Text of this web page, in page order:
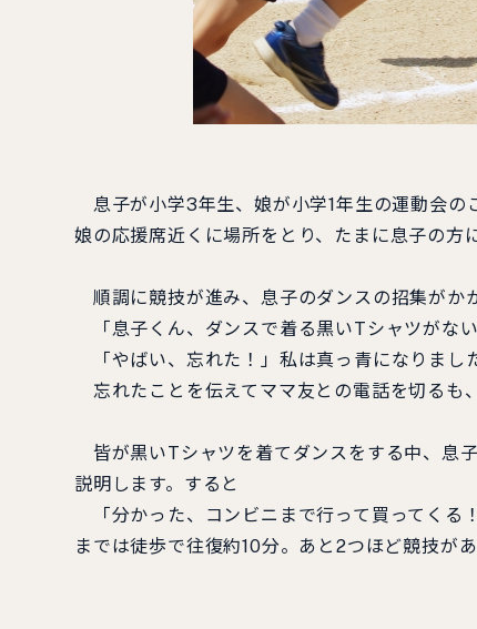
息子が小学3年生、娘が小学1年生の運動会の
娘の応援席近くに場所をとり、たまに息子の方
順調に競技が進み、息子のダンスの招集がか
「息子くん、ダンスで着る黒いTシャツがな
「やばい、忘れた！」私は真っ青になりまし
忘れたことを伝えてママ友との電話を切るも
皆が黒いTシャツを着てダンスをする中、息
説明します。すると
「分かった、コンビニまで行って買ってくる
までは徒歩で往復約10分。あと2つほど競技が